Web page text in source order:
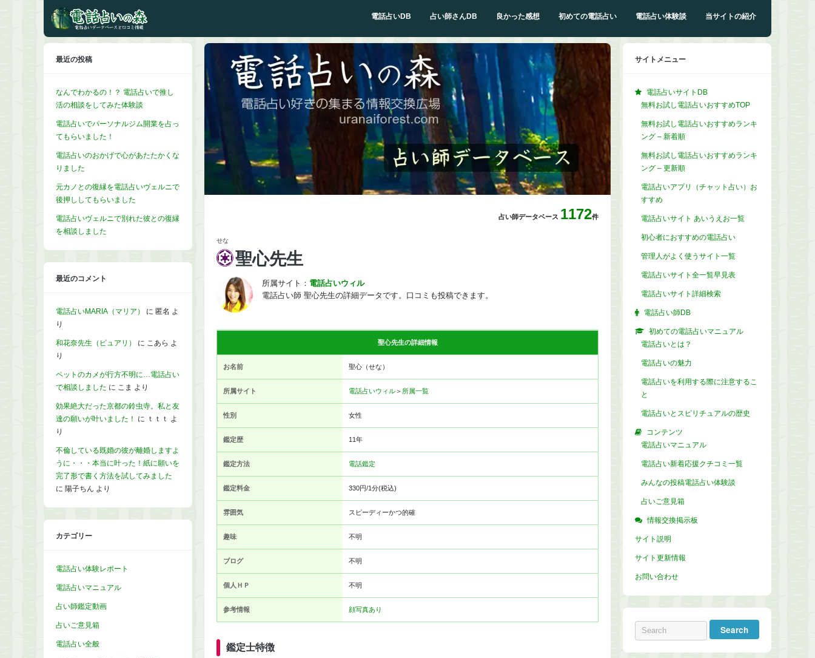
電話占いDB 占い師さんDB 良かった感想 初めての電話占い 電話占い体験談 当サイトの紹介
占い師データベース 1172件
せな
聖心先生
所属サイト： 電話占いウィル
電話占い師 聖心先生の詳細データです。口コミも投稿できます。
聖心先生の詳細情報
お名前 聖心（せな）
所属サイト 電話占いウィル＞ 所属一覧
性別 女性
鑑定歴 11年
鑑定方法 電話鑑定
鑑定料金 330円/1分(税込)
雰囲気 スピーディーかつ的確
趣味 不明
ブログ 不明
個人ＨＰ 不明
参考情報 顔写真あり
鑑定士特徴
最近の投稿
なんでわかるの！？ 電話占いで推し
活の相談をしてみた体験談
電話占いでパーソナルジム開業を占っ
てもらいました！
電話占いのおかげで心があたたかくな
りました
元カノとの復縁を電話占いヴェルニで
後押ししてもらいました
電話占いヴェルニで別れた彼との復縁
を相談しました
最近のコメント
電話占いMARIA（マリア） に 匿名 よ
り
和花奈先生（ピュアリ） に こあら よ
り
ペットのカメが行方不明に…電話占い
で相談しました に こま より
効果絶大だった京都の鈴虫寺。私と友
達の願いが叶いました！
に ｔｔｔ よ
り
不倫している既婚の彼が離婚しますよ
うに・・・本当に叶った！紙に願いを
完了形で書く方法を試してみました
に 陽子ちん より
カテゴリー
電話占い体験レポート
電話占いマニュアル
占い師鑑定動画
占いご意見箱
電話占い全般
サイトメニュー
電話占いサイトDB
無料お試し電話占いおすすめTOP
無料お試し電話占いおすすめランキ
ング – 新着順
無料お試し電話占いおすすめランキ
ング – 更新順
電話占いアプリ（チャット占い）お
すすめ
電話占いサイト あいうえお一覧
初心者におすすめの電話占い
管理人がよく使うサイト一覧
電話占いサイト全一覧早見表
電話占いサイト詳細検索
電話占い師DB
初めての電話占いマニュアル
電話占いとは？
電話占いの魅力
電話占いを利用する際に注意するこ
と
電話占いとスピリチュアルの歴史
コンテンツ
電話占いマニュアル
電話占い新着応援クチコミ一覧
みんなの投稿電話占い体験談
占いご意見箱
情報交換掲示板
サイト説明
サイト更新情報
お問い合わせ